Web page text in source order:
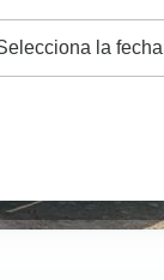
la fecha